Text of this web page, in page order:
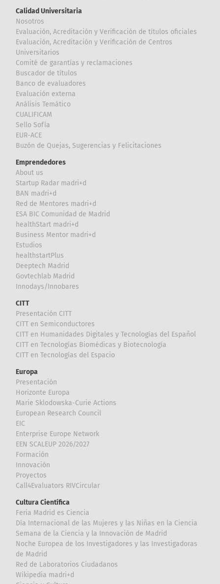
Calidad Universitaria
Nosotros
Evaluación, Acreditación y Verificación de títulos oficiales
Evaluación, Acreditación y Verificación de Centros
Universitarios
Comité de garantías y reclamaciones
Buscador de títulos
Banco de evaluadores
Evaluación externa
Análisis Temático
CUALIFICAM
Sello Sofía
EUR-ACE
Buzón de Quejas, Sugerencias y Felicitaciones
Emprendedores
About us
Startup Radar madri+d
BAN madri+d
Red de Mentores madri+d
ESA BIC Comunidad de Madrid
healthStart madri+d
Business Mentor madri+d
Estudios
healthstartPlus
Deeptech Madrid
Govtechlab Madrid
Innodays/Innobares
CITT
Presentación CITT
CITT en Semiconductores
CITT en Humanidades Digitales y Tecnologías del Español
CITT en Tecnologías Biomédicas y Biotecnología
CITT en Tecnologías del Espacio
Europa
Presentación
Horizonte Europa
Marie Sklodowska-Curie Actions
European Research Council
EIC
Enterprise Europe Network
EEN SCALEUP 2026/2027
Formación
Innovación
Proyectos
Call4Evaluators RIVCircular
Cultura Científica
Feria Madrid es Ciencia
Día Internacional de las Mujeres y las Niñas en la Ciencia
Semana de la Ciencia y la Innovación de Madrid
Noche Europea de los Investigadores y las Investigadoras
de Madrid
Red de Laboratorios Ciudadanos
Wikipedia madri+d